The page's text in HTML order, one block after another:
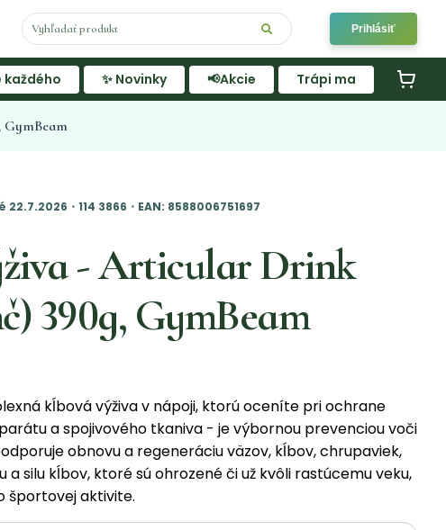
Prihlásiť
každého ✨ Novinky 📢Akcie Trápi ma
・114 3866・EAN: 8588006751697
- Articular Drink
390g, GymBeam
kĺbová výživa v nápoji, ktorú oceníte pri ochrane
a spojivového tkaniva - je výbornou prevenciou voči
obnovu a regeneráciu väzov, kĺbov, chrupaviek,
silu kĺbov, ktoré sú ohrozené či už kvôli rastúcemu veku,
športovej aktivite.